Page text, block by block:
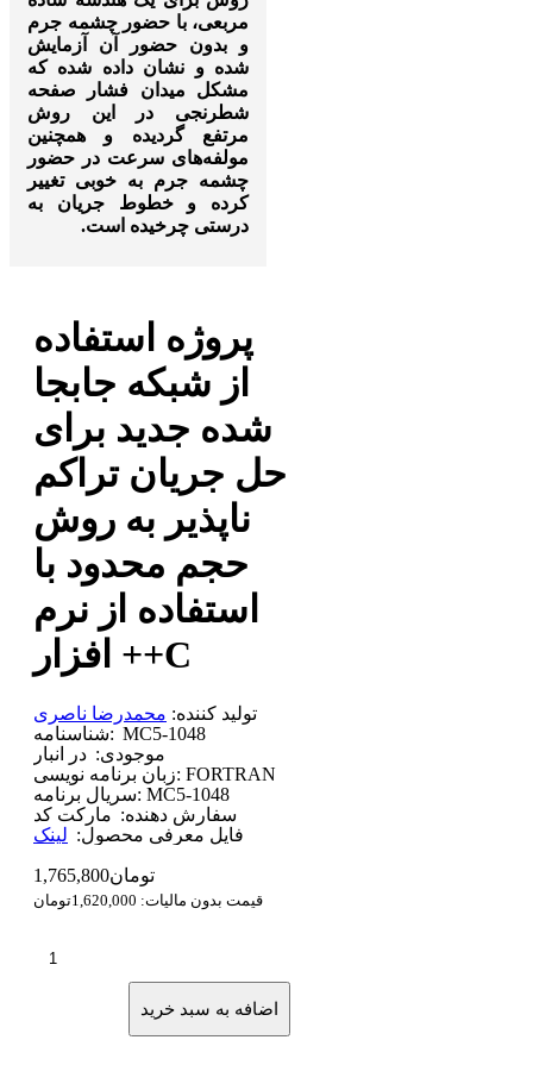
مربعی، با حضور چشمه جرم
و بدون حضور آن آزمایش
شده و نشان داده شده که
مشکل میدان فشار صفحه
شطرنجی در این روش
مرتفع گردیده و همچنین
مولفه‌های سرعت در حضور
چشمه جرم به خوبی تغییر
کرده و خطوط جریان به
درستی چرخیده است.
پروژه استفاده
از شبکه جابجا
شده جدید برای
حل جریان تراکم
ناپذیر به روش
حجم محدود با
استفاده از نرم
افزار ++C
تولید کننده: محمدرضا ناصری
شناسنامه: MC5-1048
موجودی: در انبار
زبان برنامه نویسی: FORTRAN
سریال برنامه: MC5-1048
سفارش دهنده: مارکت کد
فایل معرفی محصول: لینک
1,765,800تومان
قیمت بدون مالیات: 1,620,000تومان
اضافه به سبد خرید